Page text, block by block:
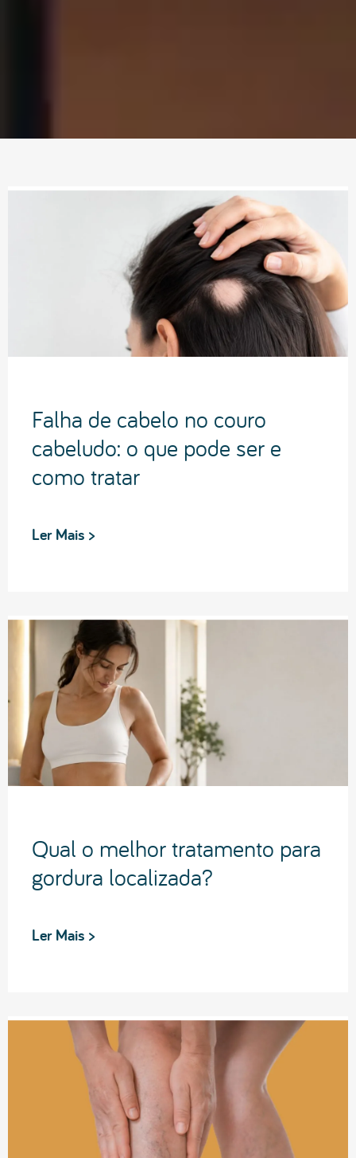
Falha de cabelo no couro
cabeludo: o que pode ser e
como tratar
Ler Mais >
Qual o melhor tratamento para
gordura localizada?
Ler Mais >